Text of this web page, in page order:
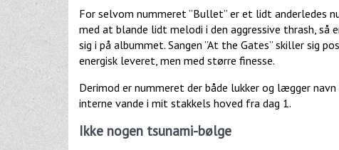
For selvom nummeret ”Bullet” er et lidt anderledes
med at blande lidt melodi i den aggressive thrash,
sig i på albummet. Sangen ”At the Gates” skiller sig
energisk leveret, men med større finesse.
Derimod er nummeret der både lukker og lægger
interne vande i mit stakkels hoved fra dag 1.
Ikke nogen tsunami-bølge